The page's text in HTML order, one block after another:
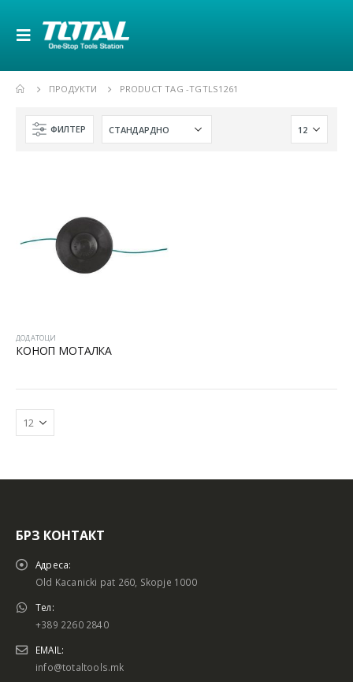
ПРОДУКТИ PRODUCT TAG -TGTLS1261
ФИЛТЕР
ДОДАТОЦИ
КОНОП МОТАЛКА
Батериски сет
БРЗ КОНТАКТ
Адреса:
Old Kacanicki pat 260, Skopje 1000
Тел:
+389 2260 2840
EMAIL:
info@totaltools.mk